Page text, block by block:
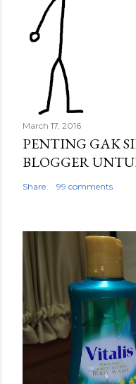
March 17, 2016
PENTING GAK
BLOGGER
Share 99 comments